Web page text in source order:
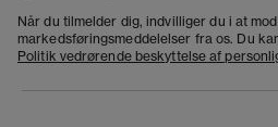
Når du tilmelder dig, indvilliger du i at
markedsføringsmeddelelser fra os. Du
Politik vedrørende beskyttelse af